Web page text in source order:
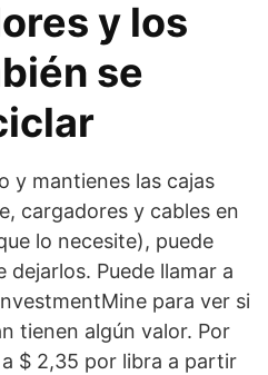
y los
se
y mantienes las cajas
cargadores y cables en
lo necesite), puede
dejarlos. Puede llamar a
para ver si
tienen algún valor. Por
$ 2,35 por libra a partir